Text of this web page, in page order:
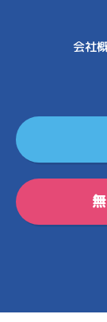
会社